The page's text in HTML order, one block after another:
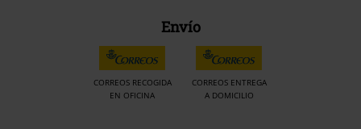
Envío
CORREOS RECOGIDA
EN OFICINA
CORREOS ENTREGA
A DOMICILIO